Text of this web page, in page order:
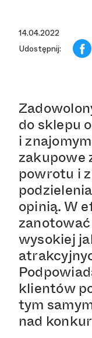
14.04.2022
Udostępnij:
do sklepu
i
zakupowe
powrotu i
opinią. W
wysokiej
klientów
tym
nad